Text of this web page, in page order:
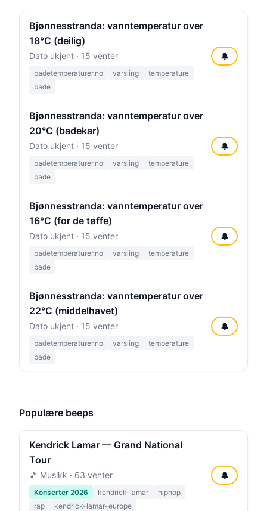
Bjønnesstranda: vanntemperatur over
18°C (deilig)
Dato ukjent · 15 venter
badetemperaturer.no varsling
temperature
bade
🔔
Bjønnesstranda: vanntemperatur over
20°C (badekar)
Dato ukjent · 15 venter
badetemperaturer.no varsling
temperature
bade
🔔
Bjønnesstranda: vanntemperatur over
16°C (for de tøffe)
Dato ukjent · 15 venter
badetemperaturer.no varsling
temperature
bade
🔔
Bjønnesstranda: vanntemperatur over
22°C (middelhavet)
Dato ukjent · 15 venter
badetemperaturer.no varsling
temperature
bade
🔔
Populære beeps
Kendrick Lamar — Grand National
Tour
🎵 Musikk · 63 venter
Konserter 2026 kendrick-lamar
hiphop
rap
kendrick-lamar-europe
🔔